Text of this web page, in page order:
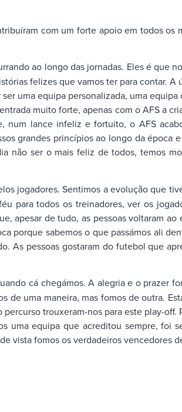
com um forte apoio em todos os
ao longo das jornadas. Eles é que
felizes que vamos ter para contar.
uma equipa personalizada, uma
muito forte, apenas com o AFS a
lance infeliz e fortuito, o AFS
grandes princípios ao longo da época
não ser o mais feliz de todos, temos
jogadores. Sentimos a evolução que
para todos os treinadores, ver os
apesar de tudo, as pessoas voltaram
porque sabemos o que passámos ali
As pessoas gostaram do futebol que
cá chegámos. A alegria e o prazer
uma maneira, mas fomos de outra.
trouxeram-nos para este play-off.
equipa que acreditou sempre, foi
vista fomos os verdadeiros vencedores